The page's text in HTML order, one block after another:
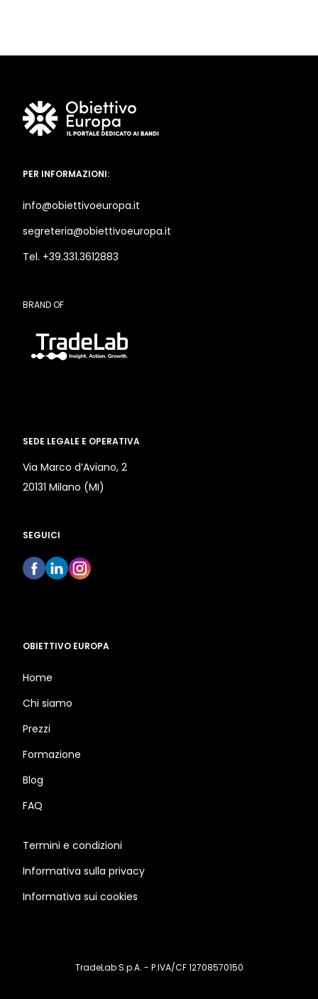
PER INFORMAZIONI:
info@obiettivoeuropa.it
segreteria@obiettivoeuropa.it
Tel. +39.331.3612883
BRAND OF
SEDE LEGALE E OPERATIVA
Via Marco d’Aviano, 2
20131 Milano (MI)
SEGUICI
OBIETTIVO EUROPA
Home
Chi siamo
Prezzi
Formazione
Blog
FAQ
Termini e condizioni
Informativa sulla privacy
Informativa sui cookies
TradeLab S.p.A. - P.IVA/CF 12708570150